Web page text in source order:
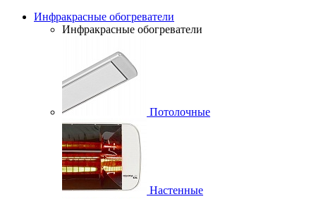
Инфракрасные обогреватели
Инфракрасные обогреватели
Потолочные
Настенные